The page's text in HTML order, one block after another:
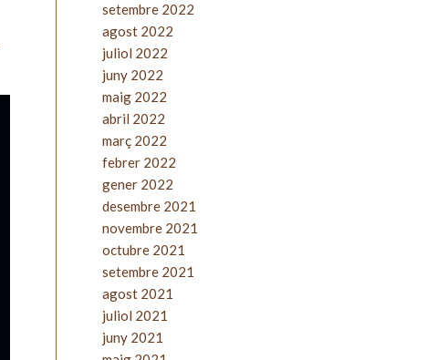
setembre 2022
agost 2022
juliol 2022
juny 2022
maig 2022
abril 2022
març 2022
febrer 2022
gener 2022
desembre 2021
novembre 2021
octubre 2021
setembre 2021
agost 2021
juliol 2021
juny 2021